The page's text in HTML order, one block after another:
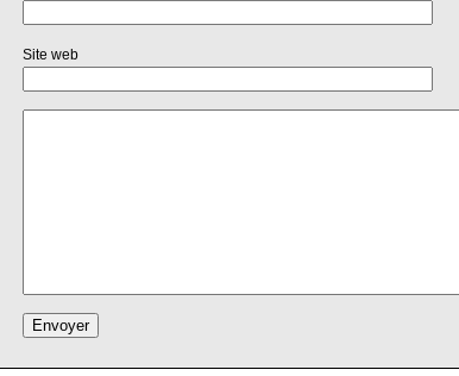
Site web